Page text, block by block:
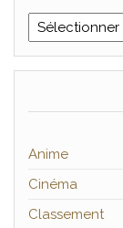
Archives
Anime
Cinéma
Classement